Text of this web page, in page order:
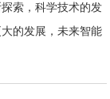
索，科学技术的发
的发展，未来智能